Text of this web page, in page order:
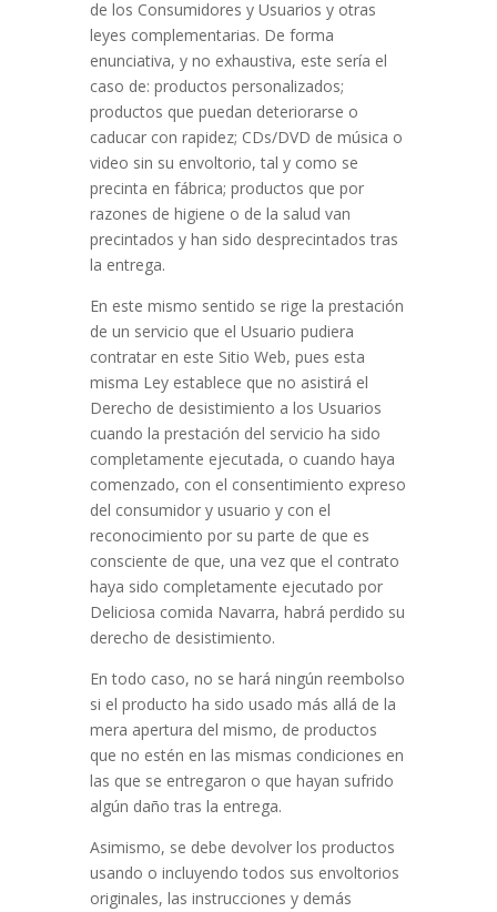
de los Consumidores y Usuarios y otras
leyes complementarias. De forma
enunciativa, y no exhaustiva, este sería el
caso de: productos personalizados;
productos que puedan deteriorarse o
caducar con rapidez; CDs/DVD de música o
video sin su envoltorio, tal y como se
precinta en fábrica; productos que por
razones de higiene o de la salud van
precintados y han sido desprecintados tras
la entrega.
En este mismo sentido se rige la prestación
de un servicio que el Usuario pudiera
contratar en este Sitio Web, pues esta
misma Ley establece que no asistirá el
Derecho de desistimiento a los Usuarios
cuando la prestación del servicio ha sido
completamente ejecutada, o cuando haya
comenzado, con el consentimiento expreso
del consumidor y usuario y con el
reconocimiento por su parte de que es
consciente de que, una vez que el contrato
haya sido completamente ejecutado por
Deliciosa comida Navarra, habrá perdido su
derecho de desistimiento.
En todo caso, no se hará ningún reembolso
si el producto ha sido usado más allá de la
mera apertura del mismo, de productos
que no estén en las mismas condiciones en
las que se entregaron o que hayan sufrido
algún daño tras la entrega.
Asimismo, se debe devolver los productos
usando o incluyendo todos sus envoltorios
originales, las instrucciones y demás